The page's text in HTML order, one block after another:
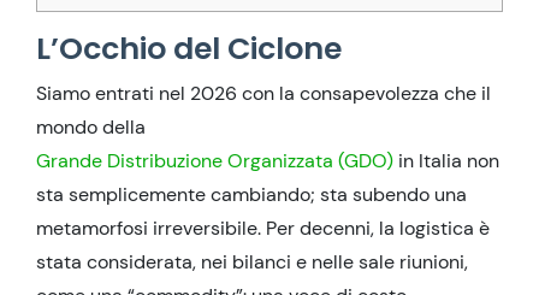
L’Occhio del Ciclone
Siamo entrati nel 2026 con la consapevolezza che il
mondo della
Grande Distribuzione Organizzata (GDO) in Italia non
sta semplicemente cambiando; sta subendo una
metamorfosi irreversibile. Per decenni, la logistica è
stata considerata, nei bilanci e nelle sale riunioni,